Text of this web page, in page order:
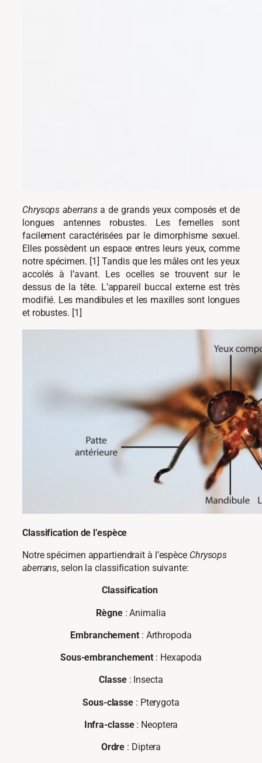
Chrysops aberransa de grands yeux composés et de
longues antennes robustes. Les femelles sont
facilement caractérisées par le dimorphisme sexuel.
Elles possèdent un espace entres leurs yeux, comme
notre spécimen. [1] Tandis que les mâles ont les yeux
accolés à l’avant. Les ocelles se trouvent sur le
dessus de la tête. L’appareil buccal externe est très
modifié. Les mandibules et les maxilles sont longues
et robustes. [1]
Classification de l’espèce
Notre spécimen appartiendrait à l’espèce Chrysops
aberrans, selon la classification suivante:
Classification
Règne: Animalia
Embranchement : Arthropoda
Sous-embranchement : Hexapoda
Classe: Insecta
Sous-classe : Pterygota
Infra-classe : Neoptera
Ordre : Diptera